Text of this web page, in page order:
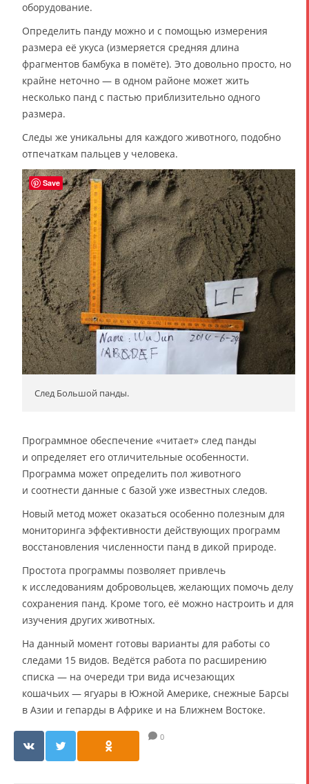
оборудование.
Определить панду можно и с помощью измерения
размера её укуса (измеряется средняя длина
фрагментов бамбука в помёте). Это довольно просто, но
крайне неточно — в одном районе может жить
несколько панд с пастью приблизительно одного
размера.
Следы же уникальны для каждого животного, подобно
отпечаткам пальцев у человека.
След Большой панды.
Программное обеспечение «читает» след панды
и определяет его отличительные особенности.
Программа может определить пол животного
и соотнести данные с базой уже известных следов.
Новый метод может оказаться особенно полезным для
мониторинга эффективности действующих программ
восстановления численности панд в дикой природе.
Простота программы позволяет привлечь
к исследованиям добровольцев, желающих помочь делу
сохранения панд. Кроме того, её можно настроить и для
изучения других животных.
На данный момент готовы варианты для работы со
следами 15 видов. Ведётся работа по расширению
списка — на очереди три вида исчезающих
кошачьих — ягуары в Южной Америке, снежные Барсы
в Азии и гепарды в Африке и на Ближнем Востоке.
0
Save